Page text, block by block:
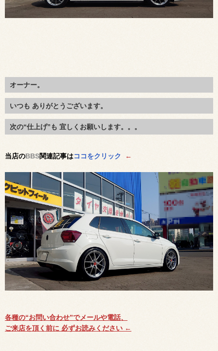
オーナー。
いつも ありがとうございます。
次の“仕上げ”も 宜しくお願いします。。。
当店のBBS関連記事はココをクリック ←
各種の“お問い合わせ”でメールや電話、
ご来店を頂く前に 必ずお読みください ←